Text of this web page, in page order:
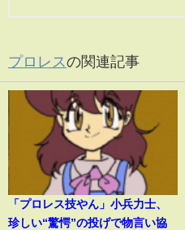
プロレスの関連記事
「プロレス技やん」小兵力士、
珍しい“驚愕”の投げで物言い協